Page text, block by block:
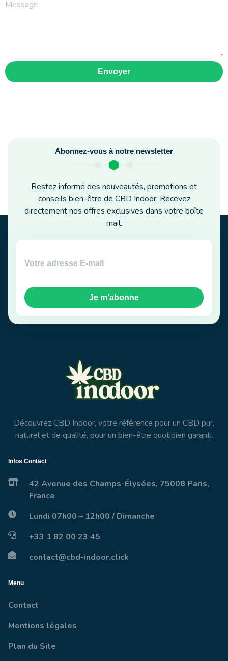
Envoyer
Abonnez-vous à notre newsletter
Restez informé des nouveautés, promotions et
conseils bien-être de CBD Indoor. Recevez
directement nos offres exclusives dans votre boîte
mail.
Je m’abonne
Découvrez CBD Indoor, votre référence pour un CBD pur,
naturel et de qualité, pour un bien-être quotidien garanti.
Infos Contact
42 Avenue des Champs-Élysées, 75008 Paris,
France
Lundi 07h00 – 12h00 / Dimanche
+33 1 82 00 23 45
contact@cbd-indoor.click
Menu
Contact
Mentions légales
Plan du Site